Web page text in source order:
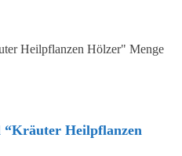
Heilpflanzen Hölzer" Menge
“Kräuter Heilpflanzen